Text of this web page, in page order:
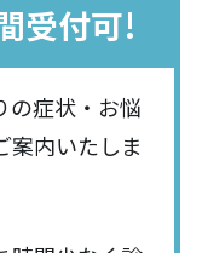
受付可!
の症状・お悩
案内いたしま